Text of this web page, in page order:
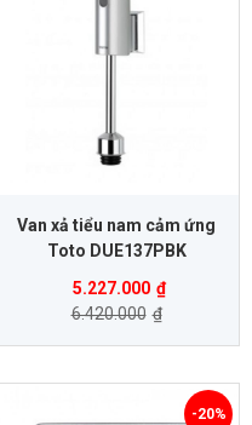
Van xả tiểu nam cảm ứng
Toto DUE137PBK
5.227.000 ₫
6.420.000 ₫
-20%